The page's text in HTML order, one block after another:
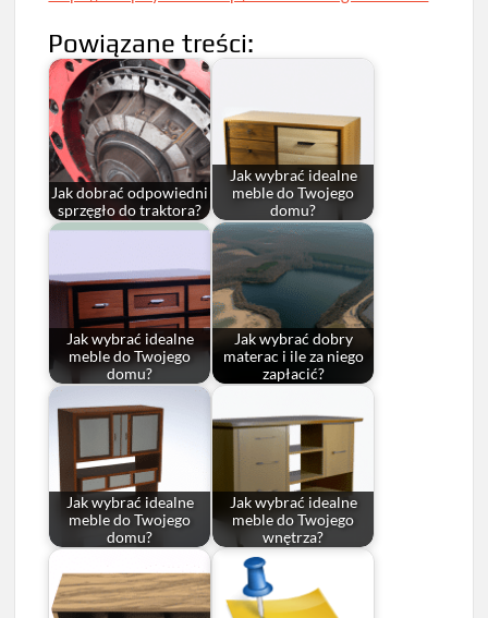
Powiązane treści:
Jak dobrać odpowiedni
sprzęgło do traktora?
Jak wybrać idealne
meble do Twojego
domu?
Jak wybrać idealne
meble do Twojego
domu?
Jak wybrać dobry
materac i ile za niego
zapłacić?
Jak wybrać idealne
meble do Twojego
domu?
Jak wybrać idealne
meble do Twojego
wnętrza?